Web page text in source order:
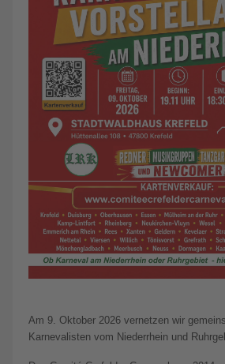
Am 9. Oktober 2026 vernetzen wir
Karnevalisten vom Niederrhein und